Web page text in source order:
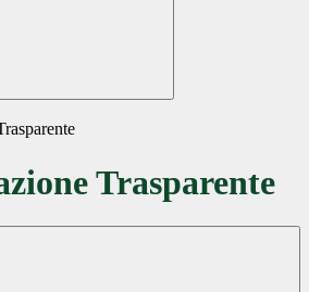
Trasparente